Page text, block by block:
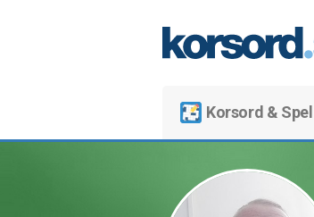
Korsord & Spel